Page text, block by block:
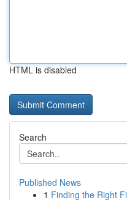
HTML is disabled
Search
Published News
1 Finding the Right